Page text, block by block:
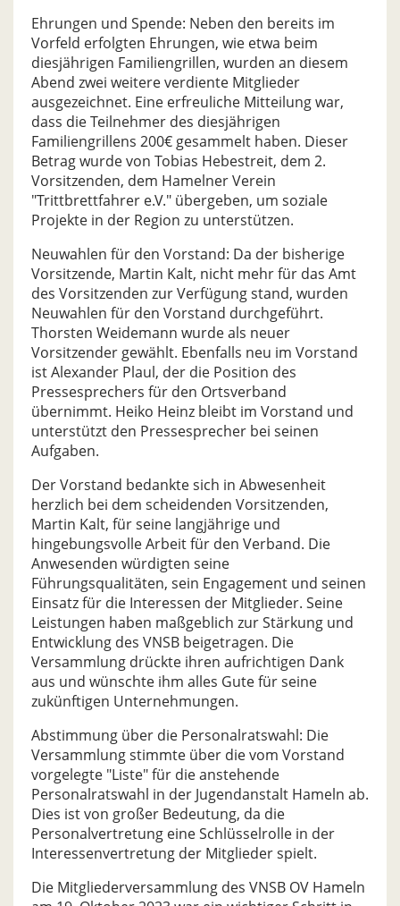
Ehrungen und Spende: Neben den bereits im
Vorfeld erfolgten Ehrungen, wie etwa beim
diesjährigen Familiengrillen, wurden an diesem
Abend zwei weitere verdiente Mitglieder
ausgezeichnet. Eine erfreuliche Mitteilung war,
dass die Teilnehmer des diesjährigen
Familiengrillens 200€ gesammelt haben. Dieser
Betrag wurde von Tobias Hebestreit, dem 2.
Vorsitzenden, dem Hamelner Verein
"Trittbrettfahrer e.V." übergeben, um soziale
Projekte in der Region zu unterstützen.
Neuwahlen für den Vorstand: Da der bisherige
Vorsitzende, Martin Kalt, nicht mehr für das Amt
des Vorsitzenden zur Verfügung stand, wurden
Neuwahlen für den Vorstand durchgeführt.
Thorsten Weidemann wurde als neuer
Vorsitzender gewählt. Ebenfalls neu im Vorstand
ist Alexander Plaul, der die Position des
Pressesprechers für den Ortsverband
übernimmt. Heiko Heinz bleibt im Vorstand und
unterstützt den Pressesprecher bei seinen
Aufgaben.
Der Vorstand bedankte sich in Abwesenheit
herzlich bei dem scheidenden Vorsitzenden,
Martin Kalt, für seine langjährige und
hingebungsvolle Arbeit für den Verband. Die
Anwesenden würdigten seine
Führungsqualitäten, sein Engagement und seinen
Einsatz für die Interessen der Mitglieder. Seine
Leistungen haben maßgeblich zur Stärkung und
Entwicklung des VNSB beigetragen. Die
Versammlung drückte ihren aufrichtigen Dank
aus und wünschte ihm alles Gute für seine
zukünftigen Unternehmungen.
Abstimmung über die Personalratswahl: Die
Versammlung stimmte über die vom Vorstand
vorgelegte "Liste" für die anstehende
Personalratswahl in der Jugendanstalt Hameln ab.
Dies ist von großer Bedeutung, da die
Personalvertretung eine Schlüsselrolle in der
Interessenvertretung der Mitglieder spielt.
Die Mitgliederversammlung des VNSB OV Hameln